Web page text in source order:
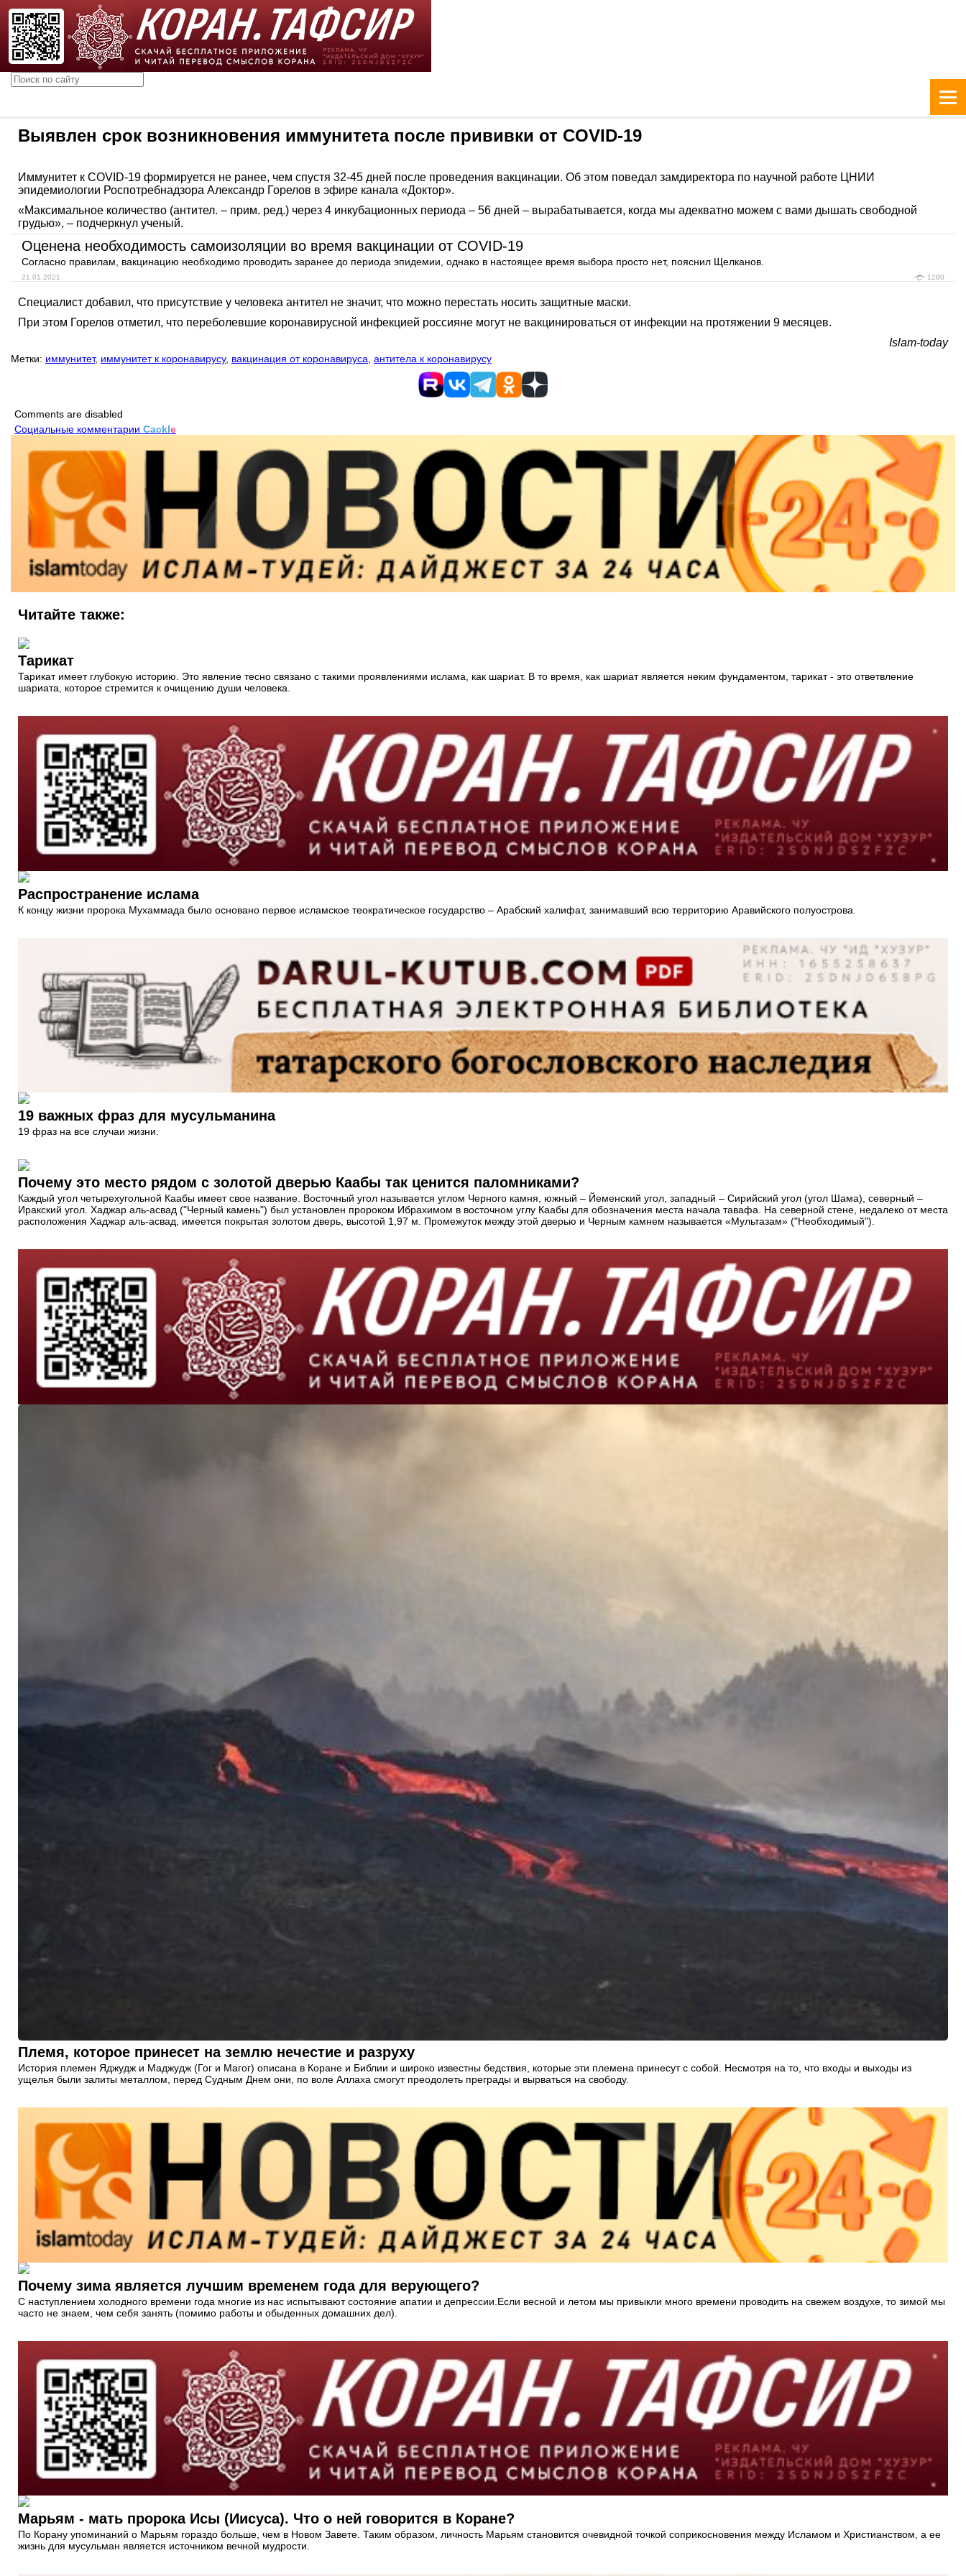
Выявлен срок возникновения иммунитета после прививки от COVID-19
Иммунитет к COVID-19 формируется не ранее, чем спустя 32-45 дней после проведения вакцинации. Об этом поведал замдиректора по научной работе ЦНИИ
эпидемиологии Роспотребнадзора Александр Горелов в эфире канала «Доктор».
«Максимальное количество (антител. – прим. ред.) через 4 инкубационных периода – 56 дней – вырабатывается, когда мы адекватно можем с вами дышать свободной
грудью», – подчеркнул ученый.
Оценена необходимость самоизоляции во время вакцинации от COVID-19
Согласно правилам, вакцинацию необходимо проводить заранее до периода эпидемии, однако в настоящее время выбора просто нет, пояснил Щелканов.
21.01.2021 1280
Специалист добавил, что присутствие у человека антител не значит, что можно перестать носить защитные маски.
При этом Горелов отметил, что переболевшие коронавирусной инфекцией россияне могут не вакцинироваться от инфекции на протяжении 9 месяцев.
Islam-today
Метки: иммунитет, иммунитет к коронавирусу, вакцинация от коронавируса антитела к коронавирусу
Comments are disabled
Социальные комментарии Cackle
Читайте также:
Тарикат
Тарикат имеет глубокую историю. Это явление тесно связано с такими проявлениями ислама, как шариат. В то время, как шариат является неким фундаментом, тарикат - это ответвление
шариата, которое стремится к очищению души человека.
Распространение ислама
К концу жизни пророка Мухаммада было основано первое исламское теократическое государство – Арабский халифат, занимавший всю территорию Аравийского полуострова.
19 важных фраз для мусульманина
19 фраз на все случаи жизни.
Почему это место рядом с золотой дверью Каабы так ценится паломниками?
Каждый угол четырехугольной Каабы имеет свое название. Восточный угол называется углом Черного камня, южный – Йеменский угол, западный – Сирийский угол (угол Шама), северный –
Иракский угол. Хаджар аль-асвад ("Черный камень") был установлен пророком Ибрахимом в восточном углу Каабы для обозначения места начала тавафа. На северной стене, недалеко от места
расположения Хаджар аль-асвад, имеется покрытая золотом дверь, высотой 1,97 м. Промежуток между этой дверью и Черным камнем называется «Мультазам» ("Необходимый").
Племя, которое принесет на землю нечестие и разруху
История племен Яджудж и Маджудж (Гог и Магог) описана в Коране и Библии и широко известны бедствия, которые эти племена принесут с собой. Несмотря на то, что входы и выходы из
ущелья были залиты металлом, перед Судным Днем они, по воле Аллаха смогут преодолеть преграды и вырваться на свободу.
Почему зима является лучшим временем года для верующего?
С наступлением холодного времени года многие из нас испытывают состояние апатии и депрессии.Если весной и летом мы привыкли много времени проводить на свежем воздухе, то зимой мы
часто не знаем, чем себя занять (помимо работы и обыденных домашних дел).
Марьям - мать пророка Исы (Иисуса). Что о ней говорится в Коране?
По Корану упоминаний о Марьям гораздо больше, чем в Новом Завете. Таким образом, личность Марьям становится очевидной точкой соприкосновения между Исламом и Христианством, а ее
жизнь для мусульман является источником вечной мудрости.